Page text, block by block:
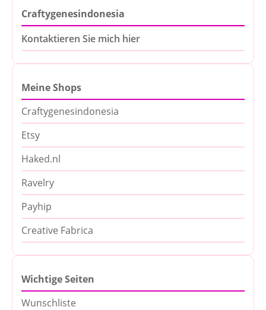
Craftygenesindonesia
Kontaktieren Sie mich hier
Meine Shops
Craftygenesindonesia
Etsy
Haked.nl
Ravelry
Payhip
Creative Fabrica
Wichtige Seiten
Wunschliste